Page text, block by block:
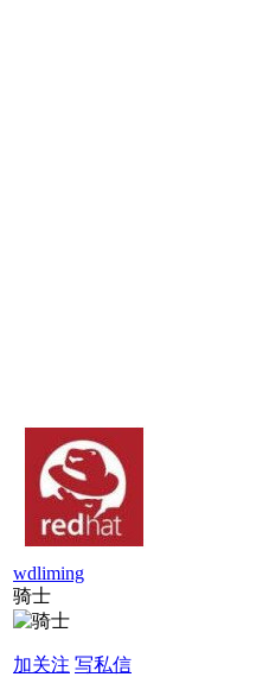
wdliming
骑士
加关注 写私信